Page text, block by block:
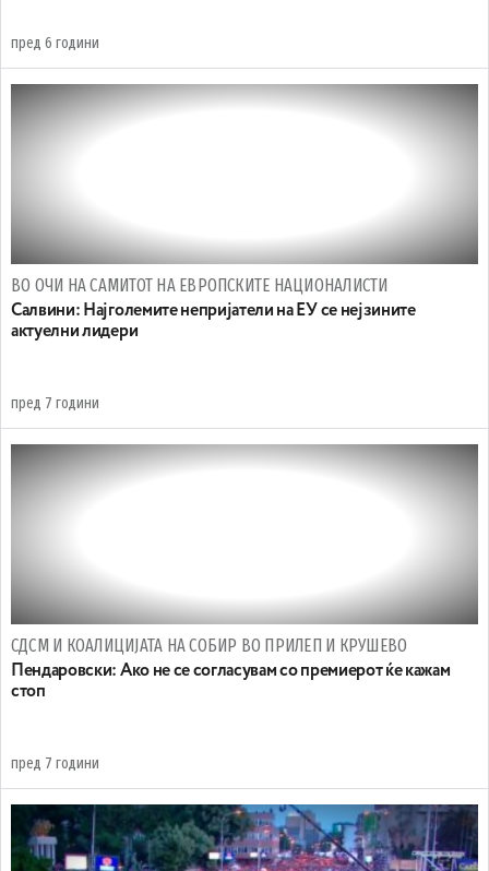
пред 6 години
ВО ОЧИ НА САМИТОТ НА ЕВРОПСКИТЕ НАЦИОНАЛИСТИ
Салвини: Најголемите непријатели на ЕУ се нејзините
актуелни лидери
пред 7 години
СДСМ И КОАЛИЦИЈАТА НА СОБИР ВО ПРИЛЕП И КРУШЕВО
Пендаровски: Ако не се согласувам со премиерот ќе кажам
стоп
пред 7 години